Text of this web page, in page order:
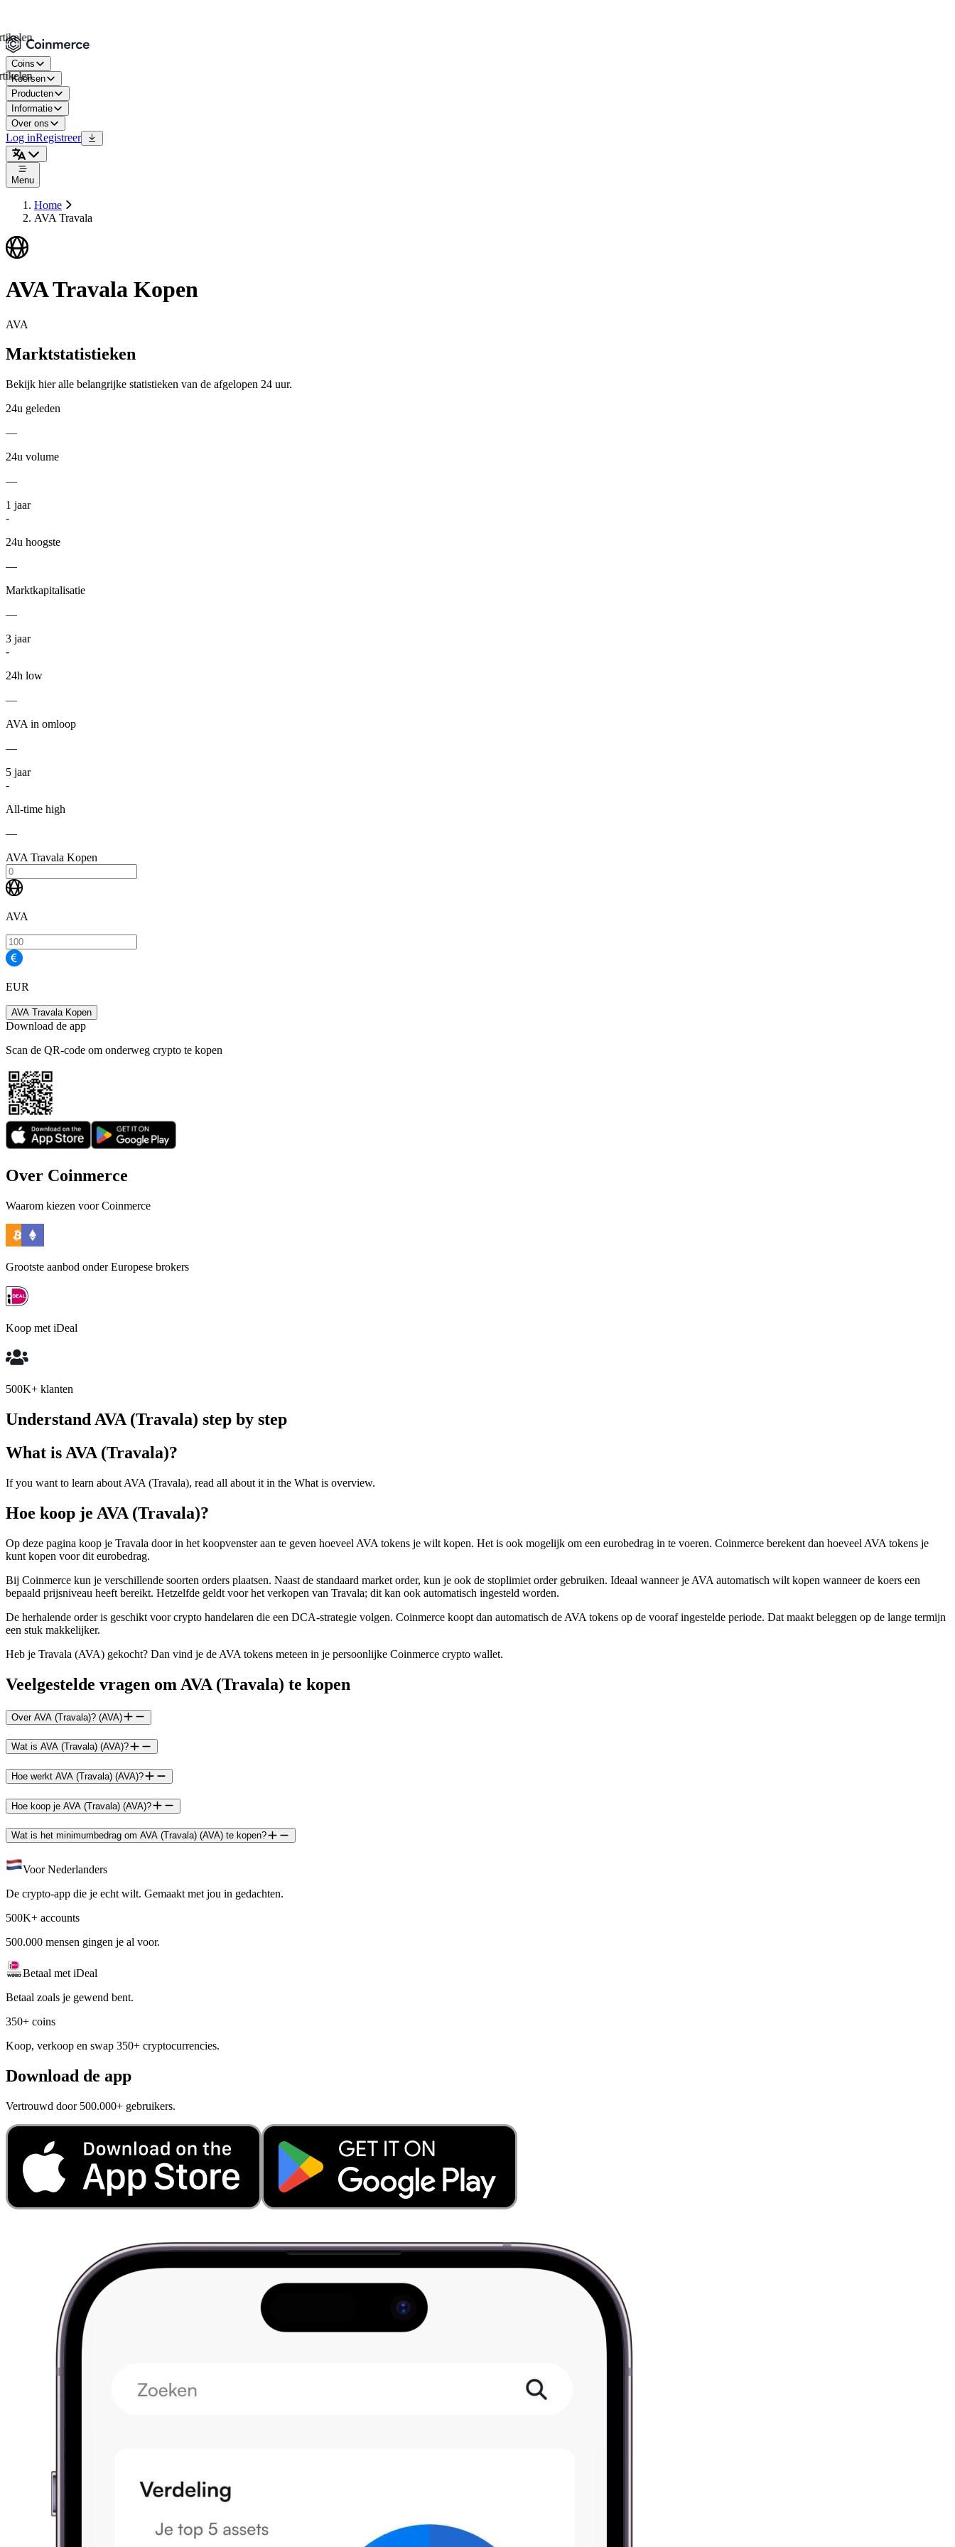
Coins
Koersen
Producten
Informatie
Over ons
Log inRegistreer
Menu
Home
AVA Travala
AVA Travala Kopen
AVA
Marktstatistieken
Bekijk hier alle belangrijke statistieken van de afgelopen 24 uur.
24u geleden
—
24u volume
—
1 jaar
-
24u hoogste
—
Marktkapitalisatie
—
3 jaar
-
24h low
—
AVA in omloop
—
5 jaar
-
All-time high
—
AVA Travala Kopen
AVA
EUR
AVA Travala Kopen
Download de app
Scan de QR-code om onderweg crypto te kopen
Over Coinmerce
Waarom kiezen voor Coinmerce
Grootste aanbod onder Europese brokers
Koop met iDeal
500K+ klanten
Understand AVA (Travala) step by step
What is AVA (Travala)?
If you want to learn about AVA (Travala), read all about it in the What is overview.
Hoe koop je AVA (Travala)?
Op deze pagina koop je Travala door in het koopvenster aan te geven hoeveel AVA tokens je wilt kopen. Het is ook mogelijk om een eurobedrag in te voeren. Coinmerce berekent dan hoeveel AVA tokens je
kunt kopen voor dit eurobedrag.
Bij Coinmerce kun je verschillende soorten orders plaatsen. Naast de standaard market order, kun je ook de stoplimiet order gebruiken. Ideaal wanneer je AVA automatisch wilt kopen wanneer de koers een
bepaald prijsniveau heeft bereikt. Hetzelfde geldt voor het verkopen van Travala; dit kan ook automatisch ingesteld worden.
De herhalende order is geschikt voor crypto handelaren die een DCA-strategie volgen. Coinmerce koopt dan automatisch de AVA tokens op de vooraf ingestelde periode. Dat maakt beleggen op de lange termijn
een stuk makkelijker.
Heb je Travala (AVA) gekocht? Dan vind je de AVA tokens meteen in je persoonlijke Coinmerce crypto wallet.
Veelgestelde vragen om AVA (Travala) te kopen
Over AVA (Travala)? (AVA)
Wat is AVA (Travala) (AVA)?
Hoe werkt AVA (Travala) (AVA)?
Hoe koop je AVA (Travala) (AVA)?
Wat is het minimumbedrag om AVA (Travala) (AVA) te kopen?
Voor Nederlanders
De crypto-app die je echt wilt. Gemaakt met jou in gedachten.
500K+ accounts
500.000 mensen gingen je al voor.
Betaal met iDeal
Betaal zoals je gewend bent.
350+ coins
Koop, verkoop en swap 350+ cryptocurrencies.
Download de app
Vertrouwd door 500.000+ gebruikers.